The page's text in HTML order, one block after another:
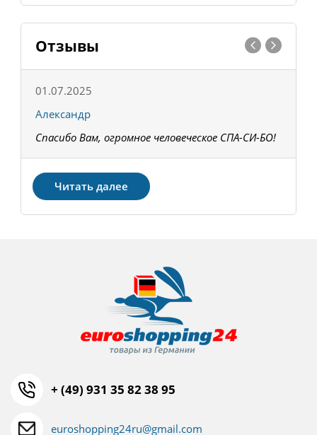
Отзывы
01.07.2025
Александр
Спасибо Вам, огромное человеческое СПА-СИ-БО!
Читать далее
+ (49) 931 35 82 38 95
euroshopping24ru@gmail.com